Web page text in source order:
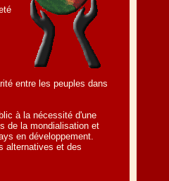
entre les peuples dans
à la nécessité d'une
de la mondialisation et
en développement.
alternatives et des